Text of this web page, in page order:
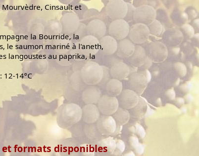
Mourvèdre, Cinsault et
la Bourride, la
le saumon mariné à l'aneth,
langoustes au paprika, la
: 12-14°C
formats disponibles